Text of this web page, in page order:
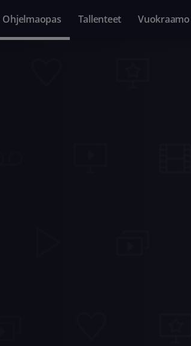
Ohjelmaopas Tallenteet Vuokraamo